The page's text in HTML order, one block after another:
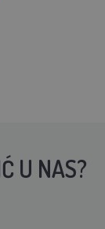
U NAS?